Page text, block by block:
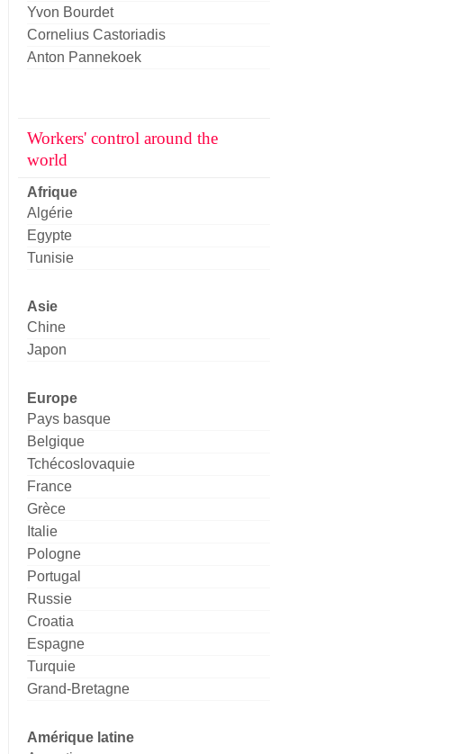
Yvon Bourdet
Cornelius Castoriadis
Anton Pannekoek
Workers' control around the
world
Afrique
Algérie
Egypte
Tunisie
Asie
Chine
Japon
Europe
Pays basque
Belgique
Tchécoslovaquie
France
Grèce
Italie
Pologne
Portugal
Russie
Croatia
Espagne
Turquie
Grand-Bretagne
Amérique latine